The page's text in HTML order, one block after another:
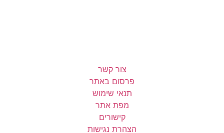
צור קשר
פרסום באתר
תנאי שימוש
מפת אתר
קישורים
הצהרת נגישות